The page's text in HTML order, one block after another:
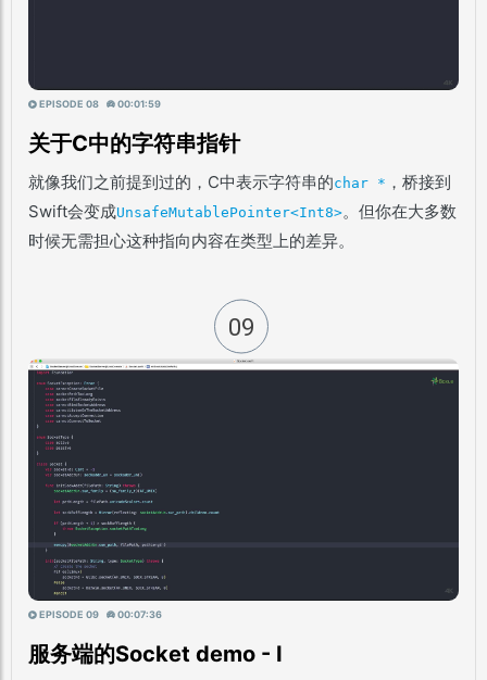
EPISODE 08 00:01:59
关于C中的字符串指针
就像我们之前提到过的，C中表示字符串的char * ，桥接到
Swift会变成UnsafeMutablePointer<Int8>。但你在大多数
时候无需担心这种指向内容在类型上的差异。
09
EPISODE 09 00:07:36
服务端的Socket demo - I